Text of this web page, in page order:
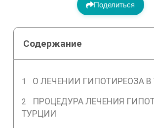
Поделиться
Содержание
О ЛЕЧЕНИИ ГИПОТИРЕОЗА
ПРОЦЕДУРА ЛЕЧЕНИЯ
ТУРЦИИ